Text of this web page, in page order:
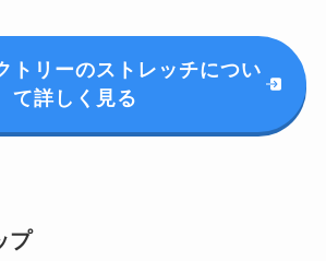
トリーのストレッチについ
て詳しく見る
プ